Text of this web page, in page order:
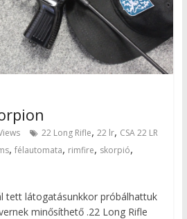
22 Long Rifle, 22 lr, CSA 22 LR
, félautomata, rimfire, skorpió,
tett látogatásunkkor próbálhattuk
minősíthető .22 Long Rifle